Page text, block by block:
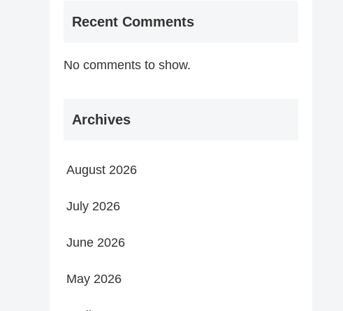
Recent Comments
No comments to show.
Archives
August 2026
July 2026
June 2026
May 2026